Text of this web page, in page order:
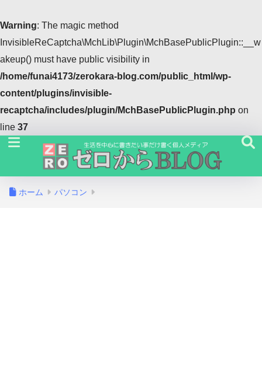
Warning: The magic method
InvisibleReCaptcha\MchLib\Plugin\MchBasePublicPlugin::__w
akeup() must have public visibility in
/home/funai4173/zerokara-blog.com/public_html/wp-
content/plugins/invisible-
recaptcha/includes/plugin/MchBasePublicPlugin.php on
line 37
ホーム パソコン